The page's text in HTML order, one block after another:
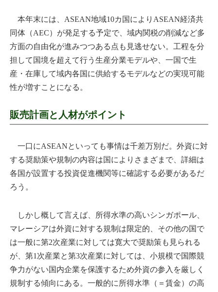
本年末には、ASEAN地域10カ国によりASEAN経済共
同体（AEC）が発足する予定で、域内関税の削減など多
方面の自由化が進みつつある点も見逃せない。工程を分
担して国境を超えて行う生産分業モデルや、一国で生
産・在庫して域内各国に供給するモデルなどの実現可能
性が増すことになる。
販売計画と人材がポイント
一口にASEANといっても事情は千差万別だ。外資に対
する奨励策や規制の内容は国によりさまざまで、詳細は
各国が設置する投資促進機関等に確認する必要があるだ
ろう。
しかし概して言えば、所得水準の高いシンガポール、
マレーシアは外資に対する規制は限定的、その他の国で
は一般に第2次産業に対しては寛大で奨励策も見られる
が、第1次産業と第3次産業に対しては、小規模で国際競
争力がない国内企業を保護するため外資の参入を厳しく
規制する傾向にある。一般的に所得水準（＝賃金）の高